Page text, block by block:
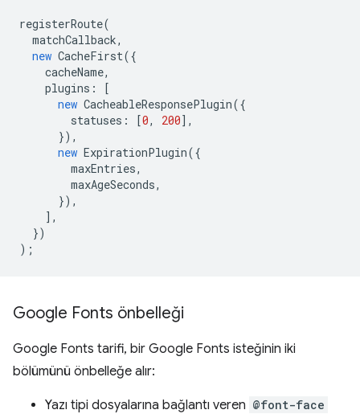
registerRoute(
matchCallback,
new CacheFirst({
cacheName,
plugins :
[
new CacheableResponsePlugin({
statuses : [0, 200],
}),
new ExpirationPlugin({
maxEntries,
maxAgeSeconds,
}),
],
})
);
Google Fonts önbelleği
Google Fonts tarifi, bir Google Fonts isteğinin iki
bölümünü önbelleğe alır:
Yazı tipi dosyalarına bağlantı veren @font-face